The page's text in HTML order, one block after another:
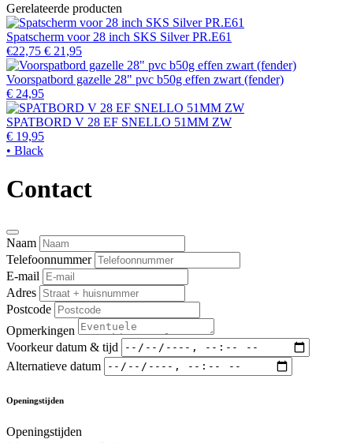
Gerelateerde producten
Spatscherm voor 28 inch SKS Silver PR.E61
€22,75 € 21,95
Voorspatbord gazelle 28" pvc b50g effen zwart (fender)
€ 24,95
SPATBORD V 28 EF SNELLO 51MM ZW
€ 19,95
• Black
Contact
Naam
Telefoonnummer
E-mail
Adres
Postcode
Opmerkingen
Voorkeur datum & tijd
Alternatieve datum
Openingstijden
Openingstijden